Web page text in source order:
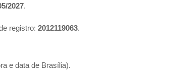
2027.
registro: 2012119063.
e data de Brasília).